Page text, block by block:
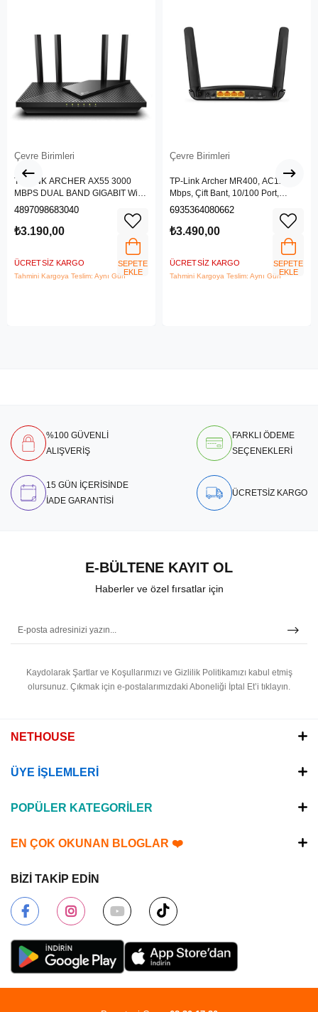
Çevre Birimleri
TP-LINK ARCHER AX55 3000
MBPS DUAL BAND GIGABIT Wi-Fi
6 ROUTER
4897098683040
₺3.190,00
ÜCRETSIZ KARGO
Tahmini Kargoya Teslim: Aynı Gün
SEPETE
EKLE
Çevre Birimleri
TP-Link Archer MR400, AC1200
Mbps, Çift Bant, 10/100 Port,
4G/3G SIM Yuvası, Kablosuz 4G
6935364080662
₺3.490,00
ÜCRETSIZ KARGO
Tahmini Kargoya Teslim: Aynı Gün
SEPETE
EKLE
%100 GÜVENLİ
ALIŞVERİŞ
FARKLI ÖDEME
SEÇENEKLERİ
15 GÜN İÇERİSİNDE
İADE GARANTİSİ
ÜCRETSİZ KARGO
E-BÜLTENE KAYIT OL
Haberler ve özel fırsatlar için
Kaydolarak Şartlar ve Koşullarımızı ve Gizlilik Politikamızı kabul etmiş
olursunuz. Çıkmak için e-postalarımızdaki Aboneliği İptal Et’i tıklayın.
NETHOUSE
ÜYE İŞLEMLERİ
POPÜLER KATEGORİLER
EN ÇOK OKUNAN BLOGLAR ❤️
BİZİ TAKİP EDİN